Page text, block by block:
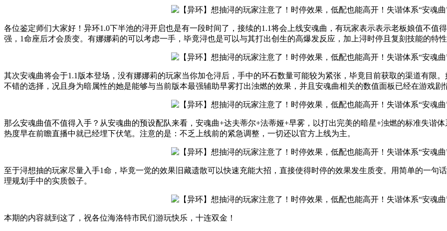
各位鉴定师们大家好！异环1.0下半池的浔开启也是有一段时间了，接续的1.1将会上线安魂曲，有玩家表示表示老板娘值不值
强，1命座后才会质变。有娜娜莉的可以考虑一手，毕竟浔也是可以与其打出创生的高爆发反应，加上浔时停且复刻技能的特
其次安魂曲将会于1.1版本登场，没有娜娜莉的玩家当你加仓浔后，手中的环石数量可能较为紧张，毕竟目前获取的渠道有限
不错的选择，况且身为暗属性的她是能够与当前版本最强辅助早雾打出浊燃的效果，并且安魂曲相关的数值面板已经在游戏
那么安魂曲值不值得入手？从安魂曲的预设配队来看，安魂曲+达夫蒂尔+法蒂娅+早雾，以打出完美的暗星+浊燃的标准失谐
热度早在前瞻直播中就已经埋下伏笔。注意的是：不乏上线前的紧急调整，一切还以官方上线为主。
至于浔想抽的玩家尽量入手1命，毕竟一觉的效果旧藏遗散可以快速充能大招，直接使得时停的效果发生质变。用简单的一句
理规划手中的实质骰子。
本期的内容就到这了，祝各位海洛特市民们游玩快乐，十连双金！